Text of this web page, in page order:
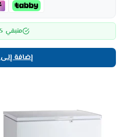
متبقي 5
إضافة